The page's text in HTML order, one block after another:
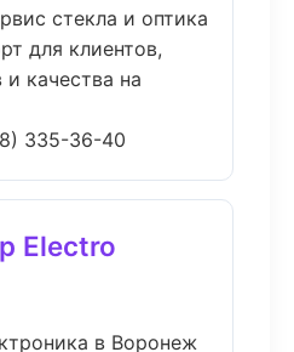
стекла и оптика
для клиентов,
качества на
335-36-40
Electro
в Воронеж